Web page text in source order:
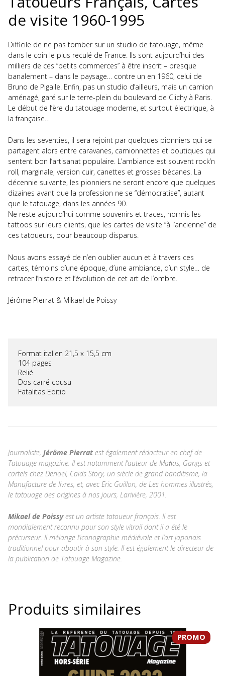
de visite 1960-1995
Difficile de ne pas tomber sur un studio de tatouage, même
dans le coin le plus reculé de France. Ils sont aujourd’hui des
milliers de ces “petits commerces” à être inscrit – presque
banalement – dans le paysage… contre un en 1960, celui de
Bruno de Pigalle. Enfin, pas un studio d’ailleurs, mais un camion
aménagé, garé sur le terre-plein du boulevard de Clichy à Paris.
Le début de l’ère du tatouage moderne, et surtout électrique, à
la française…
Dans les seventies, il sera rejoint par quelques pionniers qui se
partagent alors entre caravanes, camionnettes et boutiques qui
sentent bon l’artisanat populaire. L’ambiance est souvent rock‘n
roll, marginale, version cuir, canettes et grosses bécanes. La
décennie suivante, les pionniers ne seront encore que quelques
dizaines avant que la profession ne se “démocratise”, autant
que le tatouage, dans les années 90.
Ne reste aujourd’hui comme souvenirs et traces, hormis les
tattoos sur leurs clients, que les cartes de visite “à l’ancienne” de
ces tatoueurs, pour beaucoup disparus.
Nous avons essayé de n’en oublier aucun et à travers ces
cartes, témoins d’une époque, d’une ambiance, d’un style… de
retracer l’histoire et l’évolution de cet art de l’ombre.
Jérôme Pierrat & Mikael de Poissy
Format italien 21,5 x 15,5 cm
104 pages
Relié
Dos carré cousu
Fatalitas Editio
Journaliste, Jérôme Pierrat est également rédacteur en chef de
Tatouage magazine. Il est notamment l’auteur de Maﬁas, Gangs et
cartels chez Denoël, Caïds Story, un siècle de grand banditisme, la
Manufacture de livres, et, avec Eric Guillon, de Les hommes illustrés,
le tatouage des origines à nos jours, Larivière, 2001.
Mikael de Poissyest un artiste tatoueur français. Il est
mondialement reconnu pour son style vitrail dont il a été le
précurseur. Il mélange l’iconographie médiévale et l’art japonais
traditionnel pour aboutir à son style. Il est également le directeur de
la publication de Tatouage Magazine.
Produits similaires
PROMO